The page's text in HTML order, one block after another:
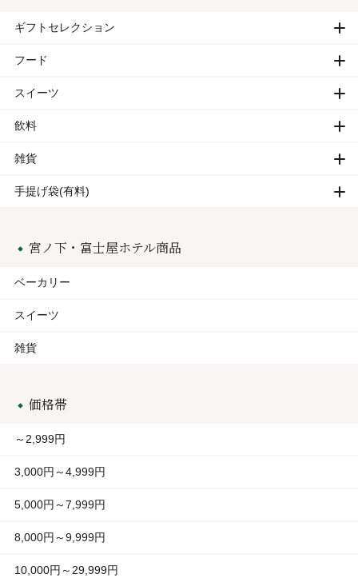
ギフトセレクション
フード
スイーツ
飲料
雑貨
手提げ袋(有料)
宮ノ下・富士屋ホテル商品
ベーカリー
スイーツ
雑貨
価格帯
～2,999円
3,000円～4,999円
5,000円～7,999円
8,000円～9,999円
10,000円～29,999円